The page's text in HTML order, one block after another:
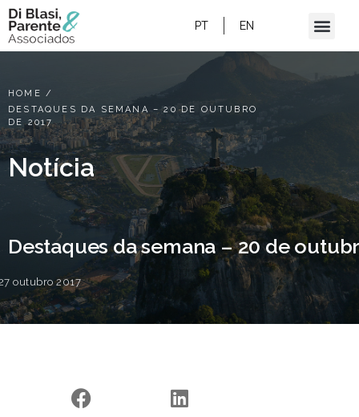
PT EN
HOME /
DESTAQUES DA SEMANA – 20 DE OUTUBRO
DE 2017
Notícia
Destaques da semana – 20 de
outubro 2017